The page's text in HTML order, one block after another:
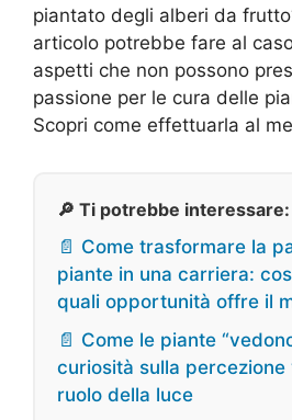
piantato degli alberi da
articolo potrebbe fare al
aspetti che non possono
passione per le cura delle
Scopri come effettuarla al
🔎 Ti potrebbe interessare:
📄 Come trasformare la
piante in una carriera:
quali opportunità offre il
📄 Come le piante
curiosità sulla percezione
ruolo della luce